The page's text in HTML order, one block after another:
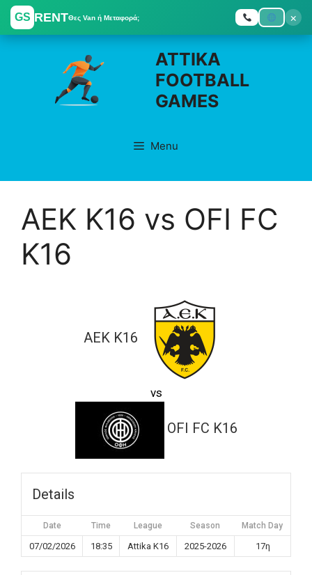
GS RENTΘες Van ή Μεταφορά;
×
Skip
ATTIKA
FOOTBALL
GAMES
Menu
ΑΕΚ K16 vs OFI FC
K16
ΑΕΚ K16
vs
OFI FC K16
Details
Date Time League Season Match Day
07/02/2026 18:35 Attika K16 2025-2026 17η